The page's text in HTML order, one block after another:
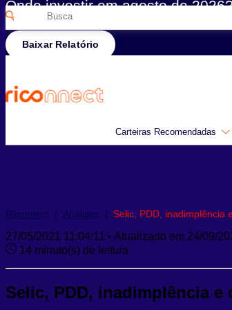
Pesquisar
por:
Onde investir em agosto de
Rico
Baixar Relatório
Carteiras Recomendadas
Riconnect / Análises / Selic, PDD, inadimplência
27/05/2021 11:04:11 • Atualizado em 24/09/
14 minuto(s) de leitura
Selic, PDD, inadimplência